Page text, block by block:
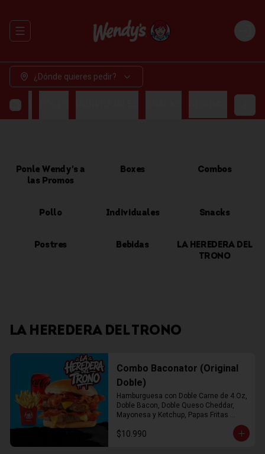
Abrir menu de navegación Login
¿Dónde quieres pedir?
Ponle Wendy's a
las Promos
Boxes Combos
Pollo Individuales Snacks
Postres Bebidas
LA HEREDERA DEL
TRONO
LA HEREDERA DEL TRONO
Combo Baconator (Original
Doble)
Hamburguesa con Doble Carne de 4 Oz,
Doble Bacon, Doble Queso Cheddar,
Mayonesa y Ketchup, Papas Fritas
$10.990